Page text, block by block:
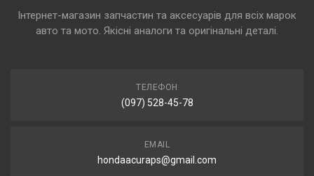
Інтернет-магазин запчастин та аксесуарів для всіх марок
авто та мото. Якісні аналоги та оригінальні деталі.
ТЕЛЕФОН
(097) 528-45-78
EMAIL
hondaacuraps@gmail.com